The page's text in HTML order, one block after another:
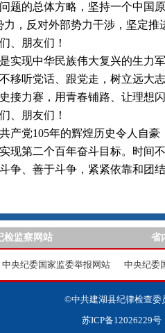
题的总体方略，坚持一个中国
力，反对外部势力干涉，坚定推
朋友们！
现中华民族伟大复兴的生力军
移听党话、跟党走，树立远大
史接力赛，用青春铺路、让理想闪
朋友们！
党105年的辉煌历史令人自豪
现第二个百年奋斗目标。时间
争、善于斗争，紧紧依靠和团
检监察网站 省
中央纪委国家监委举报网站 中央纪委
©中共建湖县纪律检查
苏ICP备12026229号